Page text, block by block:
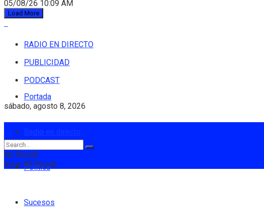
05/08/26 10:09 AM
Load More
RADIO EN DIRECTO
PUBLICIDAD
PODCAST
sábado, agosto 8, 2026
Portada
Política
Sucesos
No Result
View All Result